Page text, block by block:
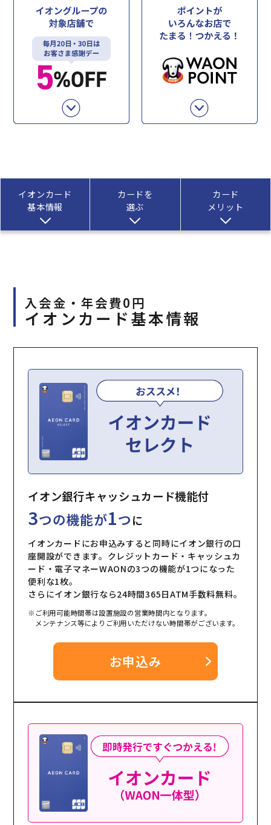
イオンカード
基本情報
カードを
選ぶ
カード
メリット
入会金・年会費0円
イオンカード基本情報
イオン銀行キャッシュカード機能付
3つの機能が1つに
イオンカードにお申込みすると同時にイオン銀行の口
座開設ができます。クレジットカード・キャッシュカ
ード・電子マネーWAONの3つの機能が1つになった
便利な1枚。
さらにイオン銀行なら24時間365日ATM手数料無料。
※ご利用可能時間帯は設置施設の営業時間内となります。
メンテナンス等によりご利用いただけない時間帯がございます。
お申込み